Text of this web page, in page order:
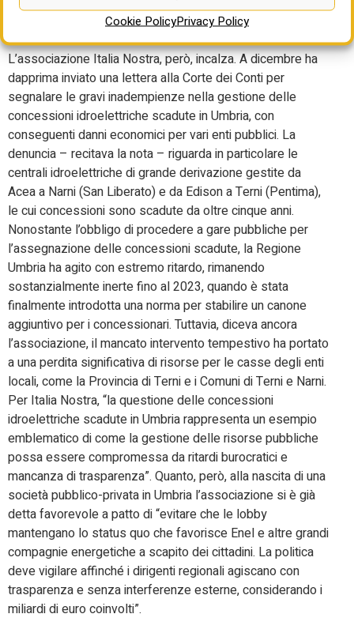
Cookie PolicyPrivacy Policy
sventando ogni critica e dubbio originariamente innalzatosi
sul polo di Terni (riacquisito a fine 2021 da Erg).
L’associazione Italia Nostra, però, incalza. A dicembre ha
dapprima inviato una lettera alla Corte dei Conti per
segnalare le gravi inadempienze nella gestione delle
concessioni idroelettriche scadute in Umbria, con
conseguenti danni economici per vari enti pubblici. La
denuncia – recitava la nota – riguarda in particolare le
centrali idroelettriche di grande derivazione gestite da
Acea a Narni (San Liberato) e da Edison a Terni (Pentima),
le cui concessioni sono scadute da oltre cinque anni.
Nonostante l’obbligo di procedere a gare pubbliche per
l’assegnazione delle concessioni scadute, la Regione
Umbria ha agito con estremo ritardo, rimanendo
sostanzialmente inerte fino al 2023, quando è stata
finalmente introdotta una norma per stabilire un canone
aggiuntivo per i concessionari. Tuttavia, diceva ancora
l’associazione, il mancato intervento tempestivo ha portato
a una perdita significativa di risorse per le casse degli enti
locali, come la Provincia di Terni e i Comuni di Terni e Narni.
Per Italia Nostra, “la questione delle concessioni
idroelettriche scadute in Umbria rappresenta un esempio
emblematico di come la gestione delle risorse pubbliche
possa essere compromessa da ritardi burocratici e
mancanza di trasparenza”. Quanto, però, alla nascita di una
società pubblico-privata in Umbria l’associazione si è già
detta favorevole a patto di “evitare che le lobby
mantengano lo status quo che favorisce Enel e altre grandi
compagnie energetiche a scapito dei cittadini. La politica
deve vigilare affinché i dirigenti regionali agiscano con
trasparenza e senza interferenze esterne, considerando i
miliardi di euro coinvolti”.